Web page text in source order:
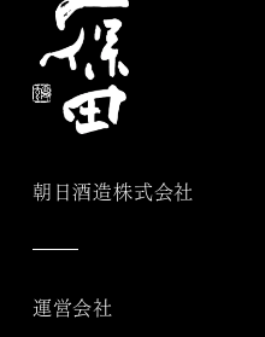
朝日酒造株式会社
運営会社